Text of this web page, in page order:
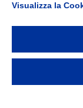
TEP spa, via
Imprese
Sociale €
Visualizza la